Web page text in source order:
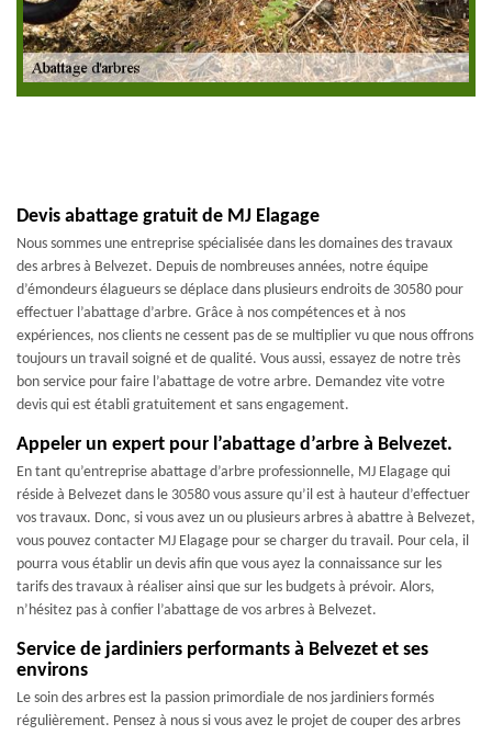
Devis abattage gratuit de MJ Elagage
Nous sommes une entreprise spécialisée dans les domaines des travaux
des arbres à Belvezet. Depuis de nombreuses années, notre équipe
d’émondeurs élagueurs se déplace dans plusieurs endroits de 30580 pour
effectuer l’abattage d’arbre. Grâce à nos compétences et à nos
expériences, nos clients ne cessent pas de se multiplier vu que nous offrons
toujours un travail soigné et de qualité. Vous aussi, essayez de notre très
bon service pour faire l’abattage de votre arbre. Demandez vite votre
devis qui est établi gratuitement et sans engagement.
Appeler un expert pour l’abattage d’arbre à Belvezet.
En tant qu’entreprise abattage d’arbre professionnelle, MJ Elagage qui
réside à Belvezet dans le 30580 vous assure qu’il est à hauteur d’effectuer
vos travaux. Donc, si vous avez un ou plusieurs arbres à abattre à Belvezet,
vous pouvez contacter MJ Elagage pour se charger du travail. Pour cela, il
pourra vous établir un devis afin que vous ayez la connaissance sur les
tarifs des travaux à réaliser ainsi que sur les budgets à prévoir. Alors,
n’hésitez pas à confier l’abattage de vos arbres à Belvezet.
Service de jardiniers performants à Belvezet et ses
environs
Le soin des arbres est la passion primordiale de nos jardiniers formés
régulièrement. Pensez à nous si vous avez le projet de couper des arbres